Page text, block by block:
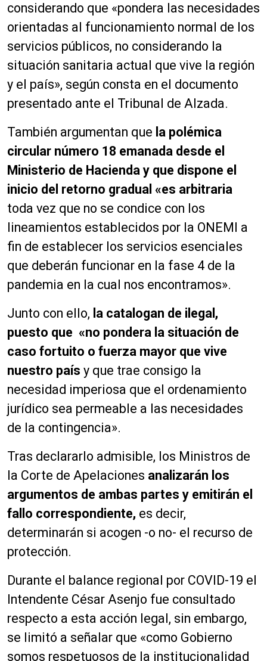
considerando que «pondera las necesidades
orientadas al funcionamiento normal de los
servicios públicos, no considerando la
situación sanitaria actual que vive la región
y el país», según consta en el documento
presentado ante el Tribunal de Alzada.
También argumentan que la polémica
circular número 18 emanada desde el
Ministerio de Hacienda y que dispone el
inicio del retorno gradual «es arbitraria
toda vez que no se condice con los
lineamientos establecidos por la ONEMI a
fin de establecer los servicios esenciales
que deberán funcionar en la fase 4 de la
pandemia en la cual nos encontramos».
Junto con ello, la catalogan de ilegal,
puesto que «no pondera la situación de
caso fortuito o fuerza mayor que vive
nuestro país y que trae consigo la
necesidad imperiosa que el ordenamiento
jurídico sea permeable a las necesidades
de la contingencia».
Tras declararlo admisible, los Ministros de
la Corte de Apelaciones analizarán los
argumentos de ambas partes y emitirán el
fallo correspondiente, es decir,
determinarán si acogen -o no- el recurso de
protección.
Durante el balance regional por COVID-19 el
Intendente César Asenjo fue consultado
respecto a esta acción legal, sin embargo,
se limitó a señalar que «como Gobierno
somos respetuosos de la institucionalidad